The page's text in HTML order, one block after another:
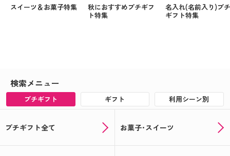
スイーツ＆お菓子特集
秋におすすめプチギフ
ト特集
名入れ(名前入り)プチ
ギフト特集
検索メニュー
プチギフト ギフト 利用シーン別
プチギフト全て お菓子･スイーツ